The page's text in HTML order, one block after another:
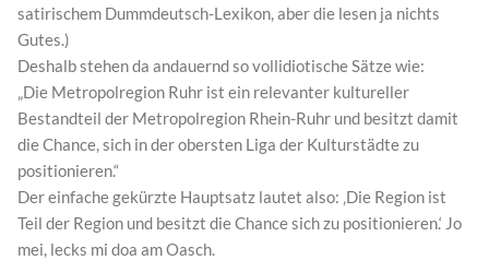
satirischem Dummdeutsch-Lexikon, aber die lesen ja nichts
Gutes.)
Deshalb stehen da andauernd so vollidiotische Sätze wie:
„Die Metropolregion Ruhr ist ein relevanter kultureller
Bestandteil der Metropolregion Rhein-Ruhr und besitzt damit
die Chance, sich in der obersten Liga der Kulturstädte zu
positionieren.“
Der einfache gekürzte Hauptsatz lautet also: ‚Die Region ist
Teil der Region und besitzt die Chance sich zu positionieren.‘ Jo
mei, lecks mi doa am Oasch.